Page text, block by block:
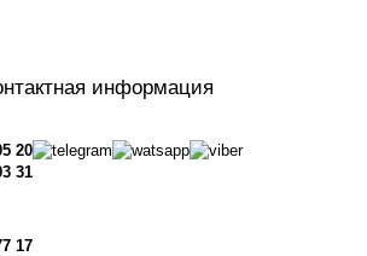
информация
20
31
17